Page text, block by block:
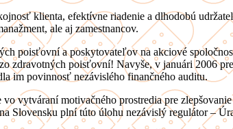
klienta, efektívne riadenie a dlhodobú
ale aj zamestnancov.
poisťovní a poskytovateľov na akciové
zdravotných poisťovní! Navyše, v januári 2006
im povinnosť nezávislého finančného auditu.
vytváraní motivačného prostredia pre
Slovensku plní túto úlohu nezávislý regulátor –